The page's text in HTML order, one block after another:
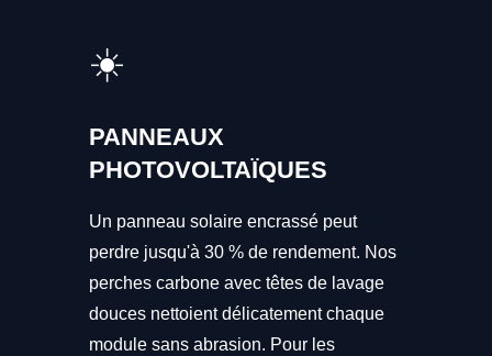
☀️
PANNEAUX
PHOTOVOLTAÏQUES
Un panneau solaire encrassé peut
perdre jusqu'à 30 % de rendement. Nos
perches carbone avec têtes de lavage
douces nettoient délicatement chaque
module sans abrasion. Pour les